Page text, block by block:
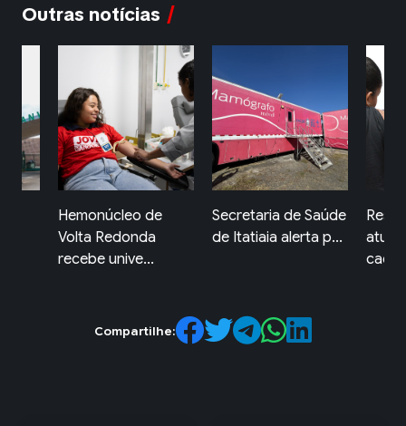
Outras notícias
Secretaria de Saúde
de Itatiaia alerta p...
Resende reforça
atualização da
mul...
Compartilhe: